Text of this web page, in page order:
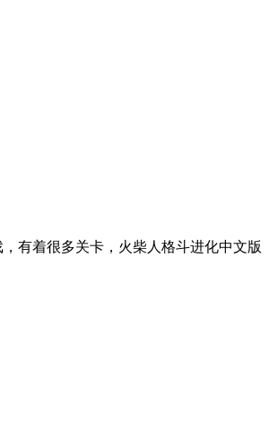
有着很多关卡，火柴人格斗进化中文版